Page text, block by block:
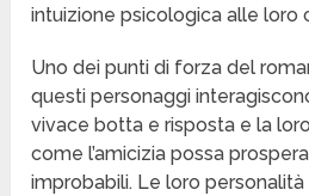
intuizione psicologica alle loro
Uno dei punti di forza del
questi personaggi
vivace botta e risposta e la
come l’amicizia possa
improbabili. Le loro